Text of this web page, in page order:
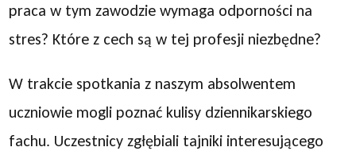
praca w tym zawodzie wymaga odporności na
stres? Które z cech są w tej profesji niezbędne?
W trakcie spotkania z naszym absolwentem
uczniowie mogli poznać kulisy dziennikarskiego
fachu. Uczestnicy zgłębiali tajniki interesującego